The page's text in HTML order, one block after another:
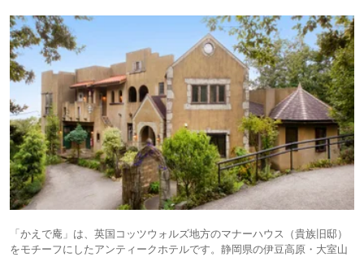
「かえで庵」は、英国コッツウォルズ地方のマナーハウス（貴族旧邸）
をモチーフにしたアンティークホテルです。静岡県の伊豆高原・大室山